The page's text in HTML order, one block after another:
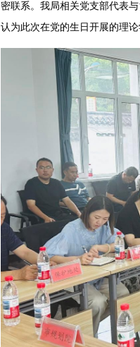
密联系。我局相关党支部代表
认为此次在党的生日开展的理